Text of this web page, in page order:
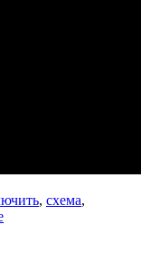
, схема,